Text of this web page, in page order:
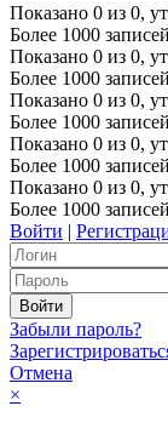
Показано 0 из 0,
Более 1000
Показано 0 из 0,
Более 1000
Показано 0 из 0,
Более 1000
Показано 0 из 0,
Более 1000
Показано 0 из 0,
Более 1000
Войти |
Забыли пароль?
Отмена
×